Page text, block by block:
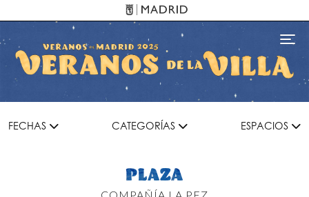
FECHAS CATEGORÍAS ESPACIOS
PLAZA